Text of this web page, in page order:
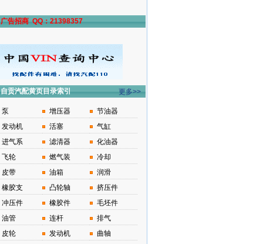
广告招商 QQ：21398357
自贡汽配黄页目录索引 更多>>
泵 增压器
节油器
发动机
活塞
气缸
进气系
滤清器
化油器
飞轮
燃气装
冷却
皮带
油箱
润滑
橡胶支
凸轮轴
挤压件
冲压件
橡胶件
毛坯件
油管
连杆
排气
皮轮
发动机
曲轴